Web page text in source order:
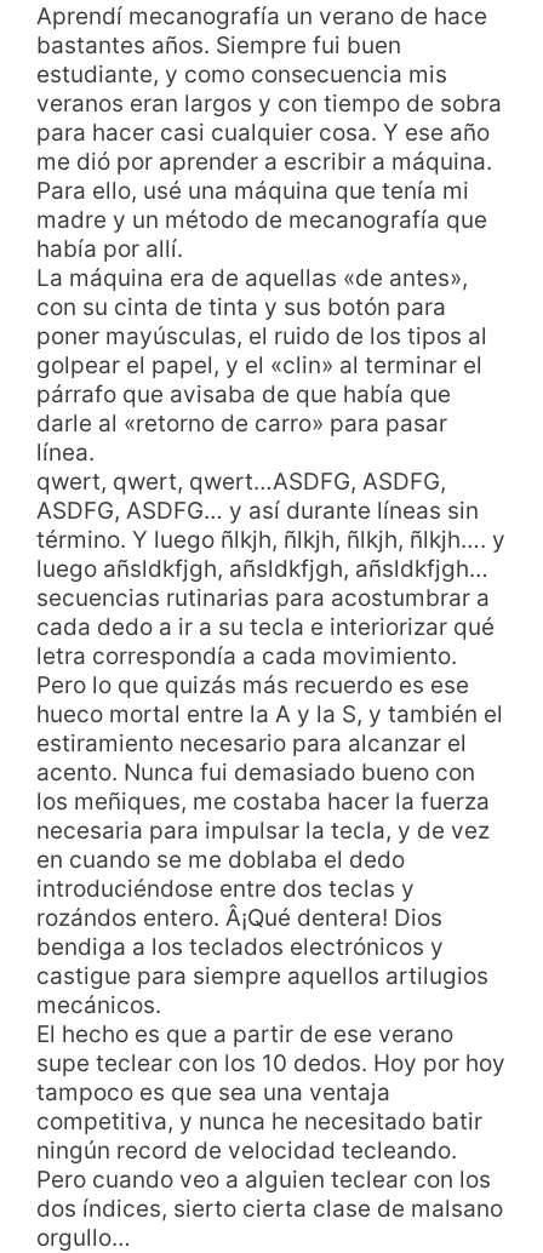
Aprendí mecanografía un verano de hace
bastantes años. Siempre fui buen
estudiante, y como consecuencia mis
veranos eran largos y con tiempo de sobra
para hacer casi cualquier cosa. Y ese año
me dió por aprender a escribir a máquina.
Para ello, usé una máquina que tenía mi
madre y un método de mecanografía que
había por allí.
La máquina era de aquellas «de antes»,
con su cinta de tinta y sus botón para
poner mayúsculas, el ruido de los tipos al
golpear el papel, y el «clin» al terminar el
párrafo que avisaba de que había que
darle al «retorno de carro» para pasar
línea.
qwert, qwert, qwert…ASDFG, ASDFG,
ASDFG, ASDFG… y así durante líneas sin
término. Y luego ñlkjh, ñlkjh, ñlkjh, ñlkjh…. y
luego añsldkfjgh, añsldkfjgh, añsldkfjgh…
secuencias rutinarias para acostumbrar a
cada dedo a ir a su tecla e interiorizar qué
letra correspondía a cada movimiento.
Pero lo que quizás más recuerdo es ese
hueco mortal entre la A y la S, y también el
estiramiento necesario para alcanzar el
acento. Nunca fui demasiado bueno con
los meñiques, me costaba hacer la fuerza
necesaria para impulsar la tecla, y de vez
en cuando se me doblaba el dedo
introduciéndose entre dos teclas y
rozándos entero. Â¡Qué dentera! Dios
bendiga a los teclados electrónicos y
castigue para siempre aquellos artilugios
mecánicos.
El hecho es que a partir de ese verano
supe teclear con los 10 dedos. Hoy por hoy
tampoco es que sea una ventaja
competitiva, y nunca he necesitado batir
ningún record de velocidad tecleando.
Pero cuando veo a alguien teclear con los
dos índices, sierto cierta clase de malsano
orgullo…